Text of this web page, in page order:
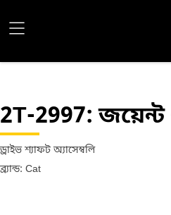
2T-2997: জয়েন্ট
ড্রাইভ শ্যাফট অ্যাসেম্বলি
ব্র্যান্ড: Cat